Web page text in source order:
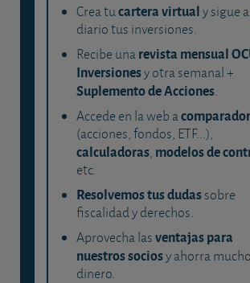
Crea tucartera virtualy sigue a
diario tus inversiones.
Recibe unarevista mensual
Inversionesy otra semanal +
Suplemento de Acciones.
Accede en la web a
(acciones, fondos, ETF...),
calculadoras, modelos de
etc.
Resolvemos tus dudassobre
fiscalidad y derechos.
Aprovecha lasventajas para
nuestros sociosy ahorra mucho
dinero.